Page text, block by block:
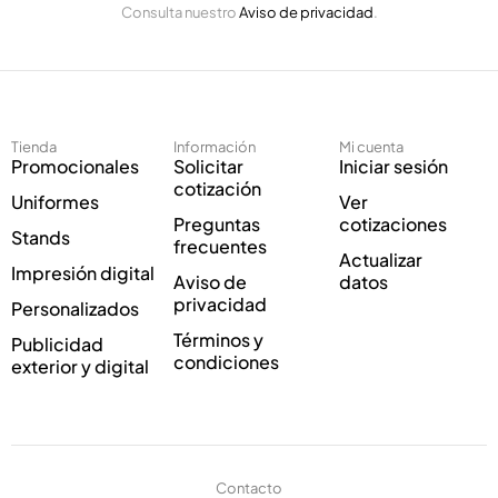
t
n
i
o
C
r
r
o
c
n
i
c
o
*
Consulta nuestroAviso de privacidad.
Tienda
Promocionales
Uniformes
Stands
Impresión digital
Personalizados
Publicidad
exterior y digital
Información
Solicitar
cotización
Preguntas
frecuentes
Aviso de
privacidad
Términos y
condiciones
Mi cuenta
Iniciar sesión
Ver
cotizaciones
Actualizar
datos
Contacto